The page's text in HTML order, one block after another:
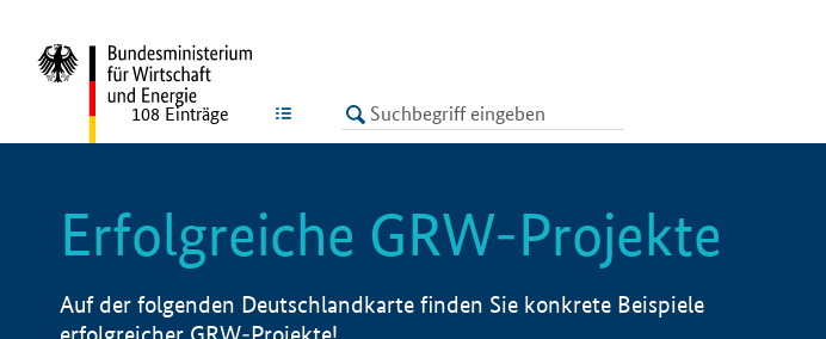
LISTE
108 Einträge
Erfolgreiche GRW-Projekte
Auf der folgenden Deutschlandkarte finden Sie konkrete Beispiele